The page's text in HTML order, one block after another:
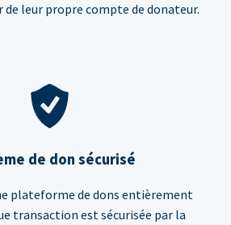
leur propre compte de donateur.
de don sécurisé
plateforme de dons entièrement
transaction est sécurisée par la